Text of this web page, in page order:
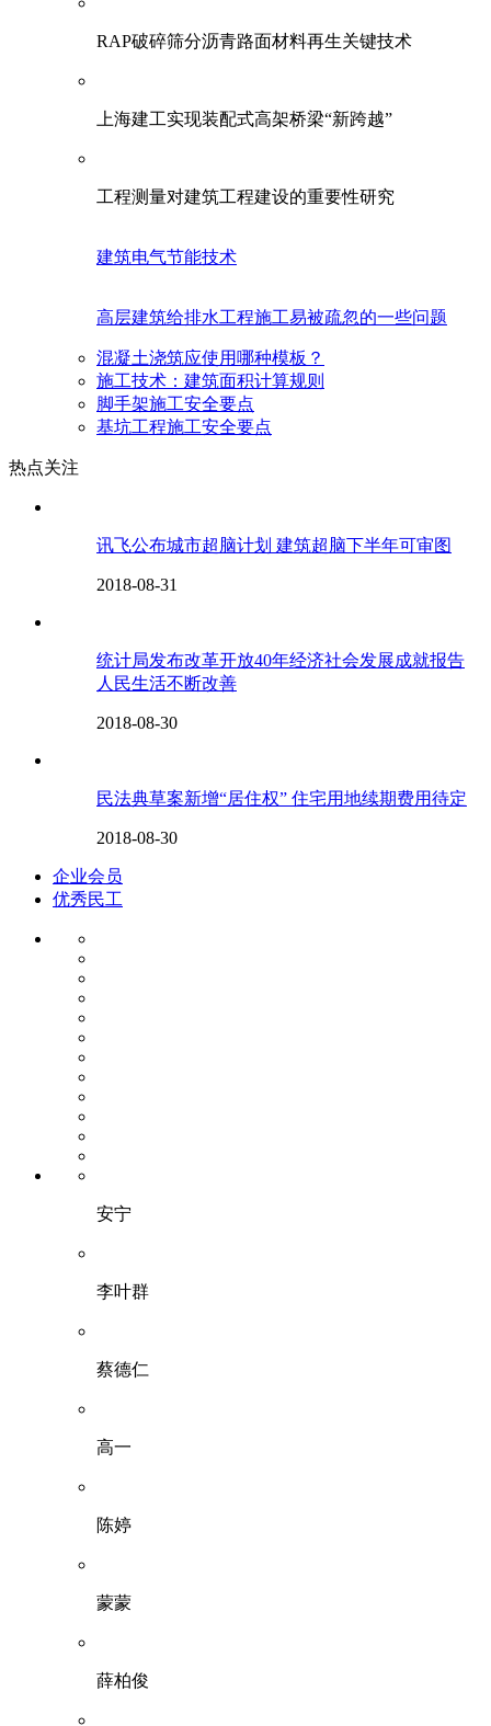
RAP破碎筛分沥青路面材料再生关键技术
上海建工实现装配式高架桥梁“新跨越”
工程测量对建筑工程建设的重要性研究
建筑电气节能技术
高层建筑给排水工程施工易被疏忽的一些问题
混凝土浇筑应使用哪种模板？
施工技术：建筑面积计算规则
脚手架施工安全要点
基坑工程施工安全要点
热点关注
讯飞公布城市超脑计划 建筑超脑下半年可审图
2018-08-31
统计局发布改革开放40年经济社会发展成就报告
人民生活不断改善
2018-08-30
民法典草案新增“居住权” 住宅用地续期费用待定
2018-08-30
企业会员
优秀民工
安宁
李叶群
蔡德仁
高一
陈婷
蒙蒙
薛柏俊